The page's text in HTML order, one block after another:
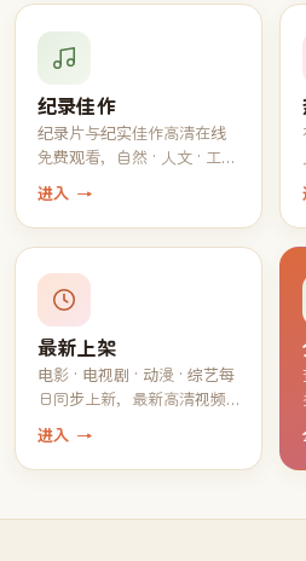
纪录佳作
纪录片与纪实佳作高清在线
免费观看，自然 · 人文 · 工艺
一应俱全
进入 →
最新上架
电影 · 电视剧 · 动漫 · 综艺每
日同步上新，最新高清视频
持续免费观看
进入 →